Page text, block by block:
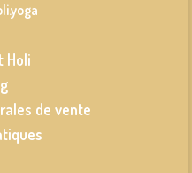
Holi
de vente